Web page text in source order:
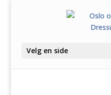
Velg en side